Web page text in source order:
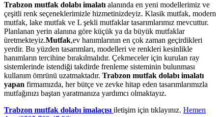
Trabzon mutfak dolabı imalatı alanında en yeni modellerimiz ve
çeşitli renk seçeneklerimizle hizmetinizdeyiz. Klasik mutfak, modern
mutfak, lake mutfak ve L şekli mutfaklar tasarımlarımız mevcuttur.
Planlanan yerin alanına göre küçük ya da büyük mutfaklar
üretmekteyiz.Mutfak,ev hanımlarının en çok zaman geçirdikleri
yerdir. Bu yüzden tasarımları, modelleri ve renkleri kesinlikle
hanımların tercihine bırakılmalıdır. Çekmeceler için kurulan ray
sistemlerinde istendiği takdirde frenleme sisteminin bulunması
kullanım ömrünü uzatmaktadır. Trabzon mutfak dolabı imalatı
yapan firmamızda, her bütçe ve zevke hitap eden tasarımlarımızla
mutfağınızı baştan yaratmanıza yardımcı olmaktayız.
Trabzon mutfak dolabı imalaçısı iletişim için tıklayınız. Hemen